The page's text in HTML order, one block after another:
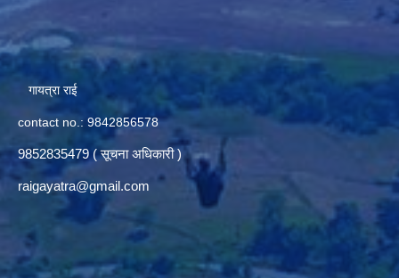
गायत्रा राई
contact no.: 9842856578
9852835479 ( सूचना अधिकारी )
raigayatra@gmail.com